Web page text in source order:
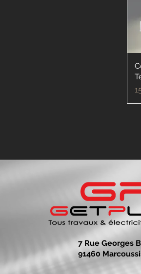
7 Rue Georges
91460